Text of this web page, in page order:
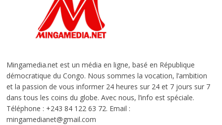
Mingamedia.net est un média en ligne, basé en République
démocratique du Congo. Nous sommes la vocation, l’ambition
et la passion de vous informer 24 heures sur 24 et 7 jours sur 7
dans tous les coins du globe. Avec nous, l’info est spéciale.
Téléphone : +243 84 122 63 72. Email :
mingamedianet@gmail.com